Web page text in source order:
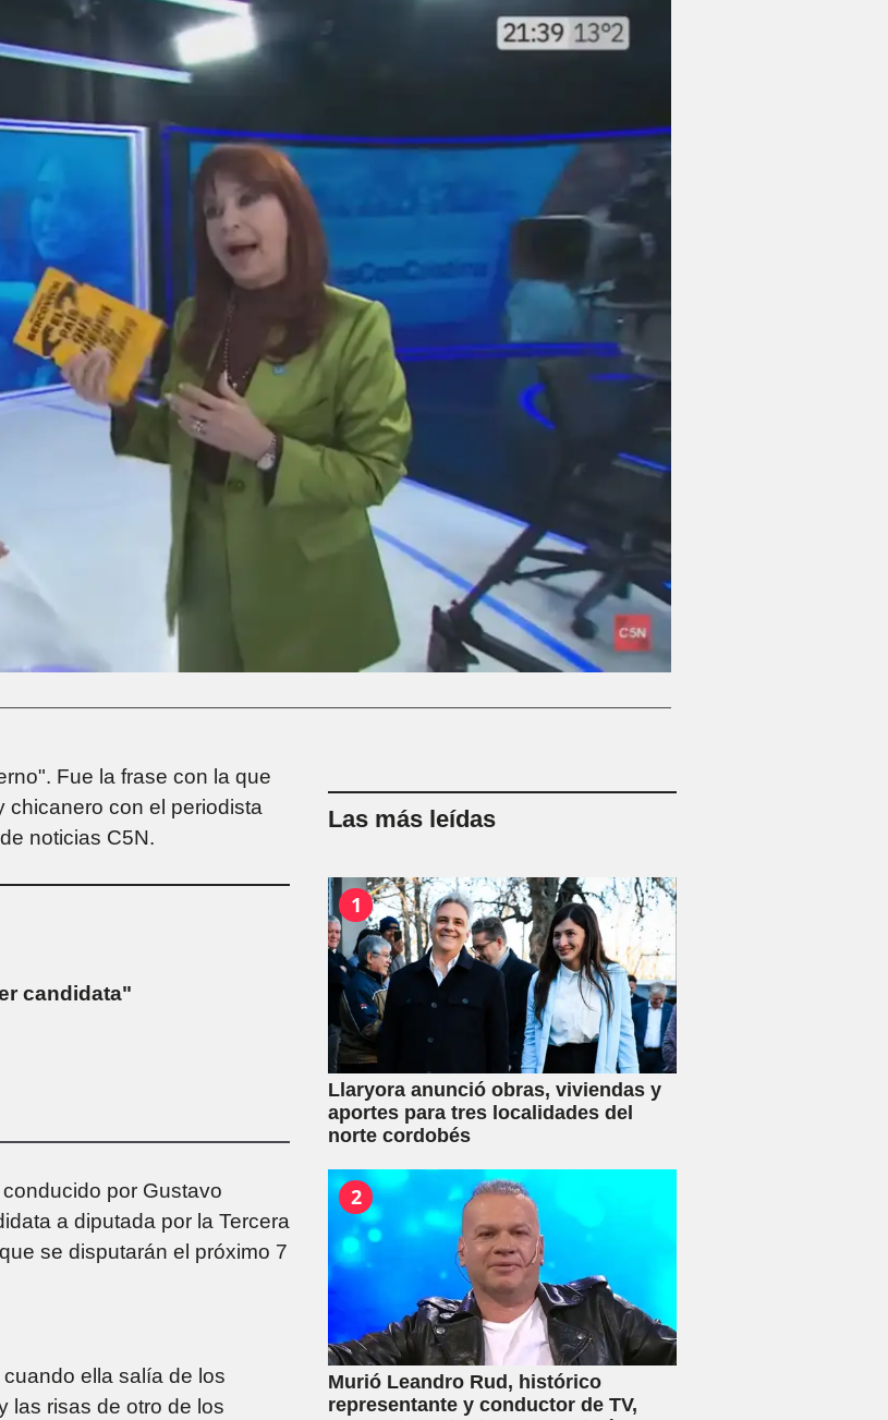
Fue la frase con la que
chicanero con el periodista
noticias C5N.
candidata"
por Gustavo
a diputada por la Tercera
se disputarán el próximo 7
ella salía de los
las risas de otro de los
Las más leídas
1
Llaryora anunció obras, viviendas y
aportes para tres localidades del
norte cordobés
2
Murió Leandro Rud, histórico
representante y conductor de TV,